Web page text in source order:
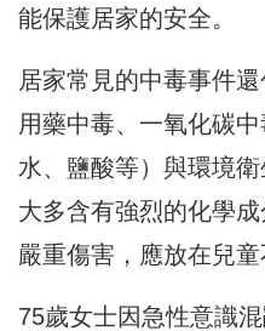
能保護居家的安全。
居家常見的中毒事件
用藥中毒、一氧化碳
水、鹽酸等）與環境
大多含有強烈的化學
嚴重傷害，應放在兒童
75歲女士因急性意識